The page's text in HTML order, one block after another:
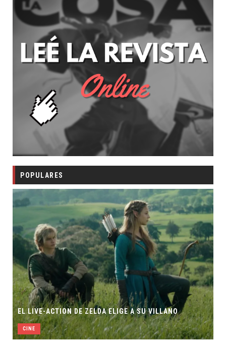
POPULARES
EL LIVE-ACTION DE ZELDA ELIGE A SU VILLANO
CINE